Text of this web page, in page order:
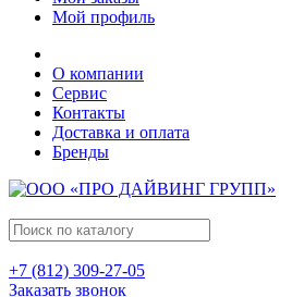
Мой профиль
О компании
Сервис
Контакты
Доставка и оплата
Бренды
+7 (812) 309-27-05
Заказать звонок